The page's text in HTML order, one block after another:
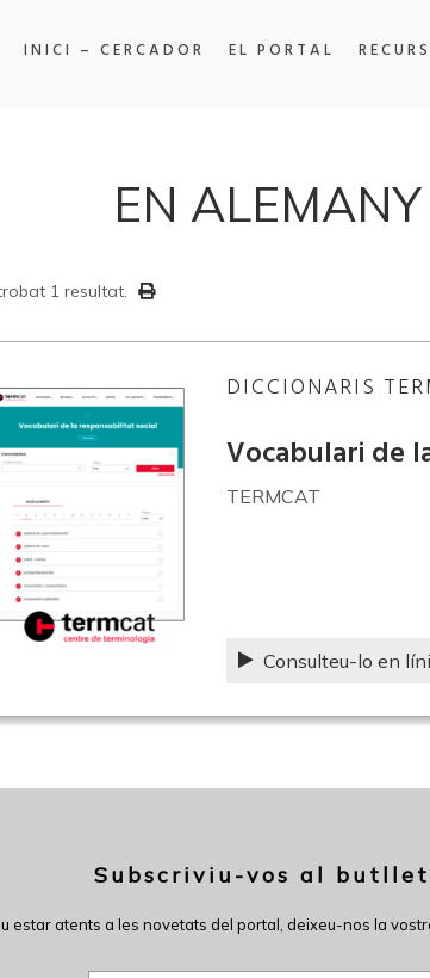
INICI – CERCADOR EL PORTAL
EN ALEMANY
1 resultat.
DICCIONARIS
Vocabulari de
TERMCAT
Consulteu-lo en
Subscriviu-vos al
estar atents a les novetats del portal, deixeu-nos la